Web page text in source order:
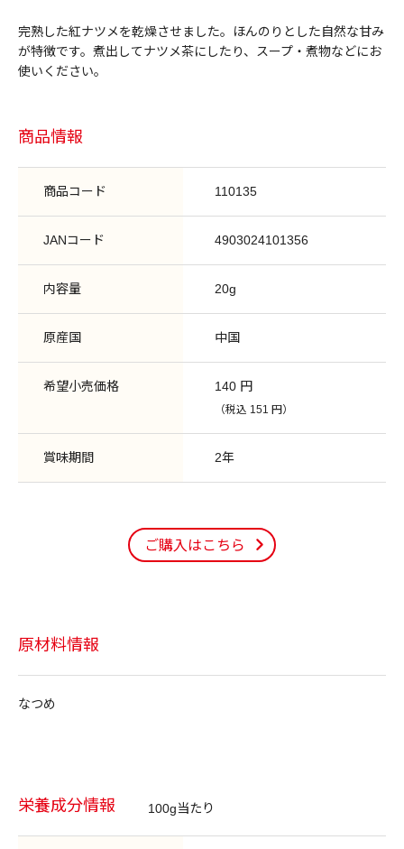
完熟した紅ナツメを乾燥させました。ほんのりとした自然な甘み
が特徴です。煮出してナツメ茶にしたり、スープ・煮物などにお
使いください。
商品情報
商品コード 110135
JANコード 4903024101356
内容量 20g
原産国 中国
希望小売価格 140 円
（税込 151 円）
賞味期間 2年
ご購入はこちら
原材料情報
なつめ
栄養成分情報 100g当たり